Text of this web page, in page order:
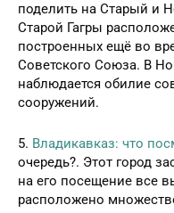
поделить на Старый и
Старой Гагры
построенных ещё во
Советского Союза. В
наблюдается обилие
сооружений.
5. Владикавказ: что
очередь?. Этот город
на его посещение все
расположено